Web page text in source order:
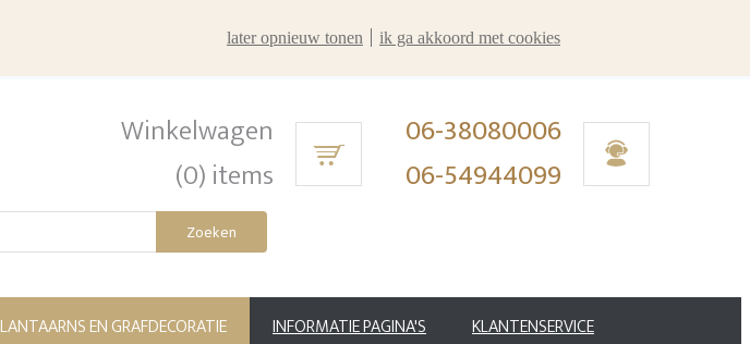
Winkelwagen
(0) items
06-38080006
06-54944099
Zoeken
LANTAARNS EN GRAFDECORATIE INFORMATIE PAGINA'S KLANTENSERVICE
later opnieuw tonen
ik ga akkoord met cookies